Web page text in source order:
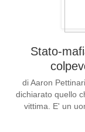
Stato-
di Aaron
dichiarato quello
vittima. E' un